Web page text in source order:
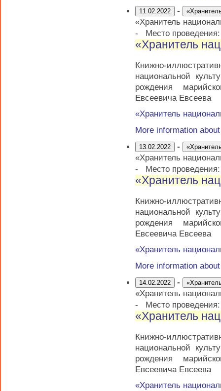
11.02.2022 -
«Хранитель
-
Место
«Хранитель
Книжно-
национальной
рождения
Евсеевича Евсеева
«Хранитель
More information
13.02.2022 -
«Хранитель
-
Место
«Хранитель
Книжно-
национальной
рождения
Евсеевича Евсеева
«Хранитель
More information
14.02.2022 -
«Хранитель
-
Место
«Хранитель
Книжно-
национальной
рождения
Евсеевича Евсеева
«Хранитель